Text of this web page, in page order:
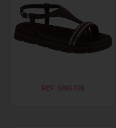
REF. 5490.126